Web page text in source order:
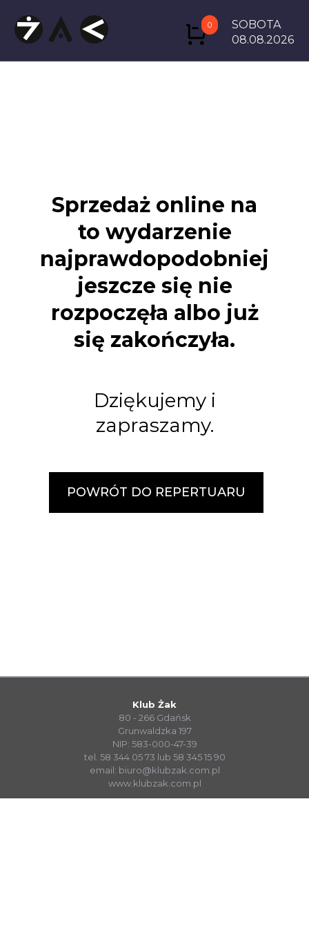
0
SOBOTA
08.08.2026
Sprzedaż online na
to wydarzenie
najprawdopodobniej
jeszcze się nie
rozpoczęła albo już
się zakończyła.
Dziękujemy i
zapraszamy.
POWRÓT DO REPERTUARU
Klub Żak
80 - 266 Gdańsk
Grunwaldzka 197
NIP: 583-000-47-39
tel. 58 344 05 73 lub 58 345 15 90
email: biuro@klubzak.com.pl
www.klubzak.com.pl